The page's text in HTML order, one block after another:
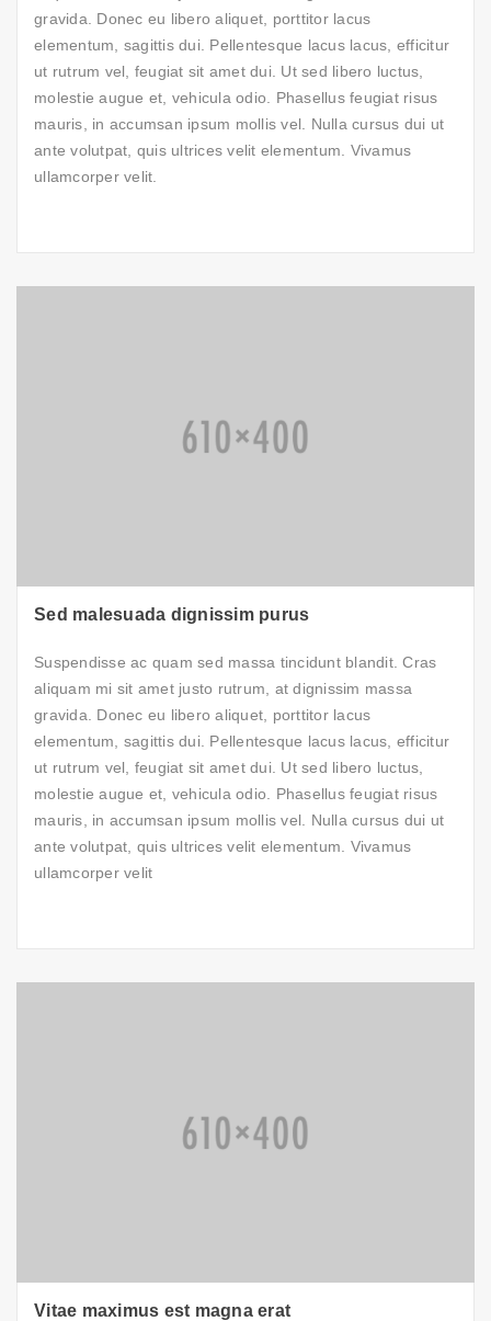
gravida. Donec eu libero aliquet, porttitor lacus
elementum, sagittis dui. Pellentesque lacus lacus, efficitur
ut rutrum vel, feugiat sit amet dui. Ut sed libero luctus,
molestie augue et, vehicula odio. Phasellus feugiat risus
mauris, in accumsan ipsum mollis vel. Nulla cursus dui ut
ante volutpat, quis ultrices velit elementum. Vivamus
ullamcorper velit.
Sed malesuada dignissim purus
Suspendisse ac quam sed massa tincidunt blandit. Cras
aliquam mi sit amet justo rutrum, at dignissim massa
gravida. Donec eu libero aliquet, porttitor lacus
elementum, sagittis dui. Pellentesque lacus lacus, efficitur
ut rutrum vel, feugiat sit amet dui. Ut sed libero luctus,
molestie augue et, vehicula odio. Phasellus feugiat risus
mauris, in accumsan ipsum mollis vel. Nulla cursus dui ut
ante volutpat, quis ultrices velit elementum. Vivamus
ullamcorper velit
Vitae maximus est magna erat